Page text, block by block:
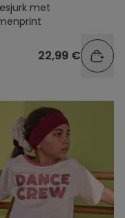
met
22,99 €